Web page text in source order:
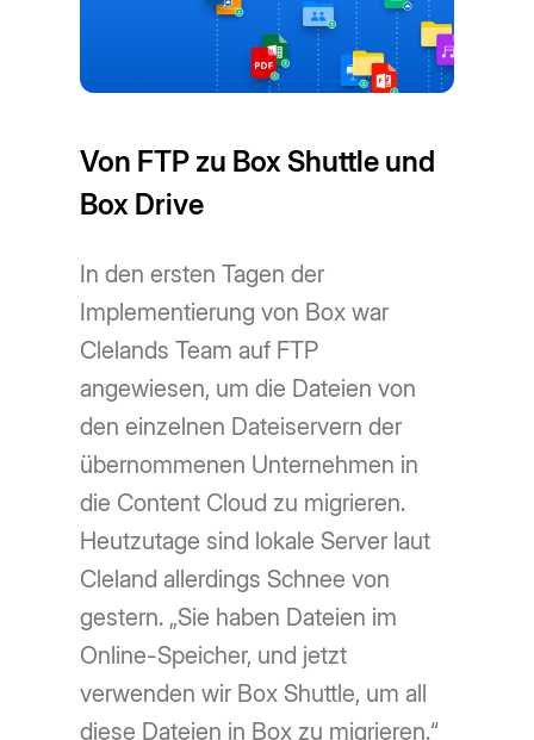
Von FTP zu Box Shuttle und
Box Drive
In den ersten Tagen der
Implementierung von Box war
Clelands Team auf FTP
angewiesen, um die Dateien von
den einzelnen Dateiservern der
übernommenen Unternehmen in
die Content Cloud zu migrieren.
Heutzutage sind lokale Server laut
Cleland allerdings Schnee von
gestern. „Sie haben Dateien im
Online-Speicher, und jetzt
verwenden wir Box Shuttle, um all
diese Dateien in Box zu migrieren.“